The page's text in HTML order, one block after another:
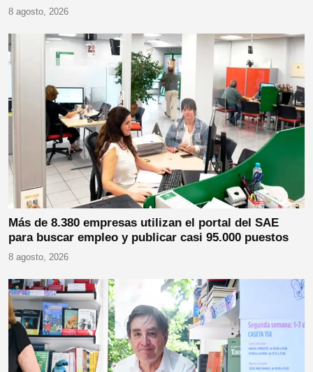
8 agosto, 2026
Más de 8.380 empresas utilizan el portal del SAE
para buscar empleo y publicar casi 95.000 puestos
8 agosto, 2026